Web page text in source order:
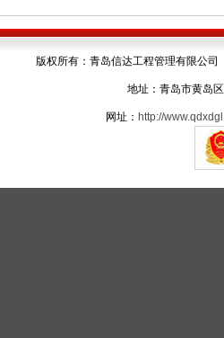
版权所有：青岛信达工程管理有限公
地址：青岛市黄岛
网址： http://